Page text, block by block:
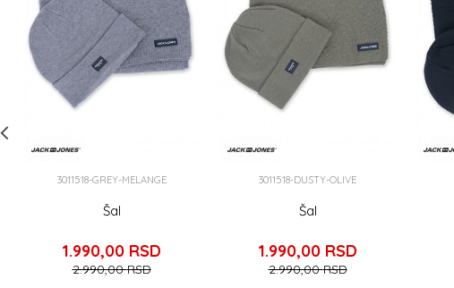
3011518-GREY-MELANGE
Šal
1.990,00 RSD
2.990,00RSD
3011518-DUSTY-OLIVE
Šal
1.990,00 RSD
2.990,00RSD